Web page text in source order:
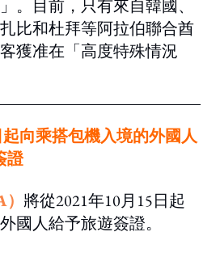
。目前，只有來自韓國、
比和杜拜等阿拉伯聯合酋
獲准在「高度特殊情況
向乘搭包機入境的外國人
證
將從2021年10月15日起
國人給予旅遊簽證。